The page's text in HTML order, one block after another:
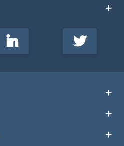
LinkedIn Twitter